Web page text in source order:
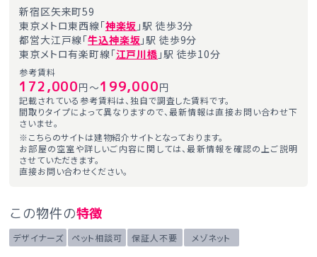
新宿区矢来町59
東京メトロ東西線「神楽坂 」駅 徒歩3分
都営大江戸線「牛込神楽坂 」駅 徒歩9分
東京メトロ有楽町線「江戸川橋 」駅 徒歩10分
参考賃料
172,000円～199,000円
記載されている参考賃料は、独自で調査した賃料です。
間取りタイプによって異なりますので、最新情報は直接お問い合わせ下
さいませ。
※こちらのサイトは建物紹介サイトとなっております。
お部屋の空室や詳しいご内容に関しては、最新情報を確認の上ご説明
させていただきます。
直接お問い合わせください。
この物件の特徴
デザイナーズ ペット相談可 保証人不要 メゾネット